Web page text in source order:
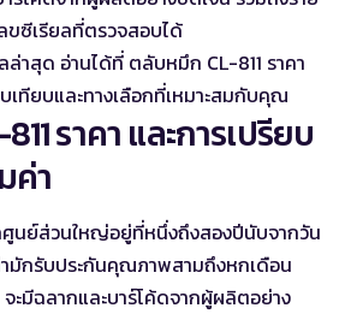
ขซีเรียลที่ตรวจสอบได้
ล่าสุด อ่านได้ที่ ตลับหมึก CL-811 ราคา
เทียบและทางเลือกที่เหมาะสมกับคุณ
ราคา และการเปรียบ
ค่า
นย์ส่วนใหญ่อยู่ที่หนึ่งถึงสองปีนับจากวัน
มักรับประกันคุณภาพสามถึงหกเดือน
ะมีฉลากและบาร์โค้ดจากผู้ผลิตอย่าง